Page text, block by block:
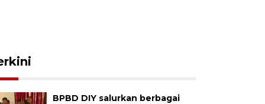
BPBD DIY salurkan berbagai